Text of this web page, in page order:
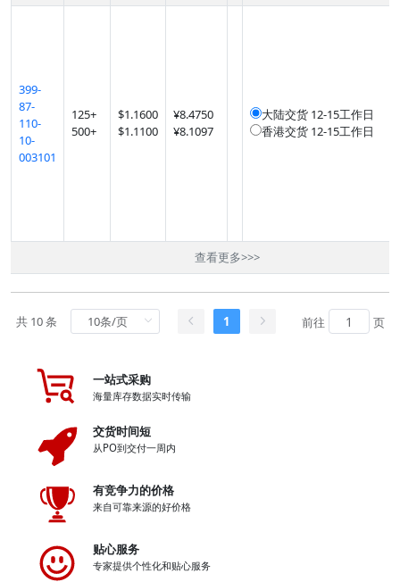
399-
87-
110-
10-
003101
125+
500+
$1.1600
$1.1100
¥8.4750
¥8.1097
大陆交货 12-15工作日
香港交货 12-15工作日
查看更多>>>
共 10 条 1 前往 页
一站式采购
海量库存数据实时传输
交货时间短
从PO到交付一周内
有竞争力的价格
来自可靠来源的好价格
贴心服务
专家提供个性化和贴心服务